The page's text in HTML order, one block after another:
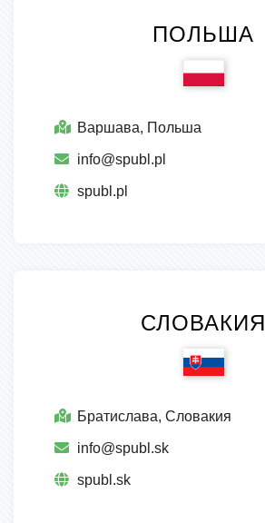
ПОЛЬША
Варшава, Польша
info@spubl.pl
spubl.pl
СЛОВАКИЯ
Братислава, Словакия
info@spubl.sk
spubl.sk